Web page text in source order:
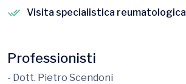
Visita specialistica reumatologica
Professionisti
- Dott. Pietro Scendoni